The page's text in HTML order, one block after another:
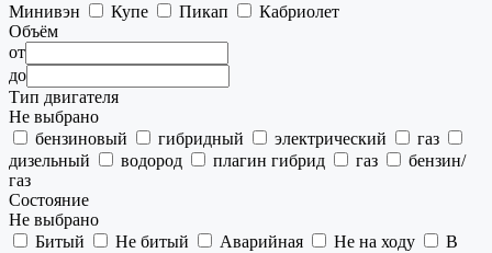
Минивэн
Купе Пикап
Кабриолет
Объём
от
до
Тип двигателя
Не выбрано
бензиновый
гибридный электрический
газ
дизельный
водород плагин гибрид газ
бензин/
газ
Состояние
Не выбрано
Битый
Не битый Аварийная Не на ходу
В